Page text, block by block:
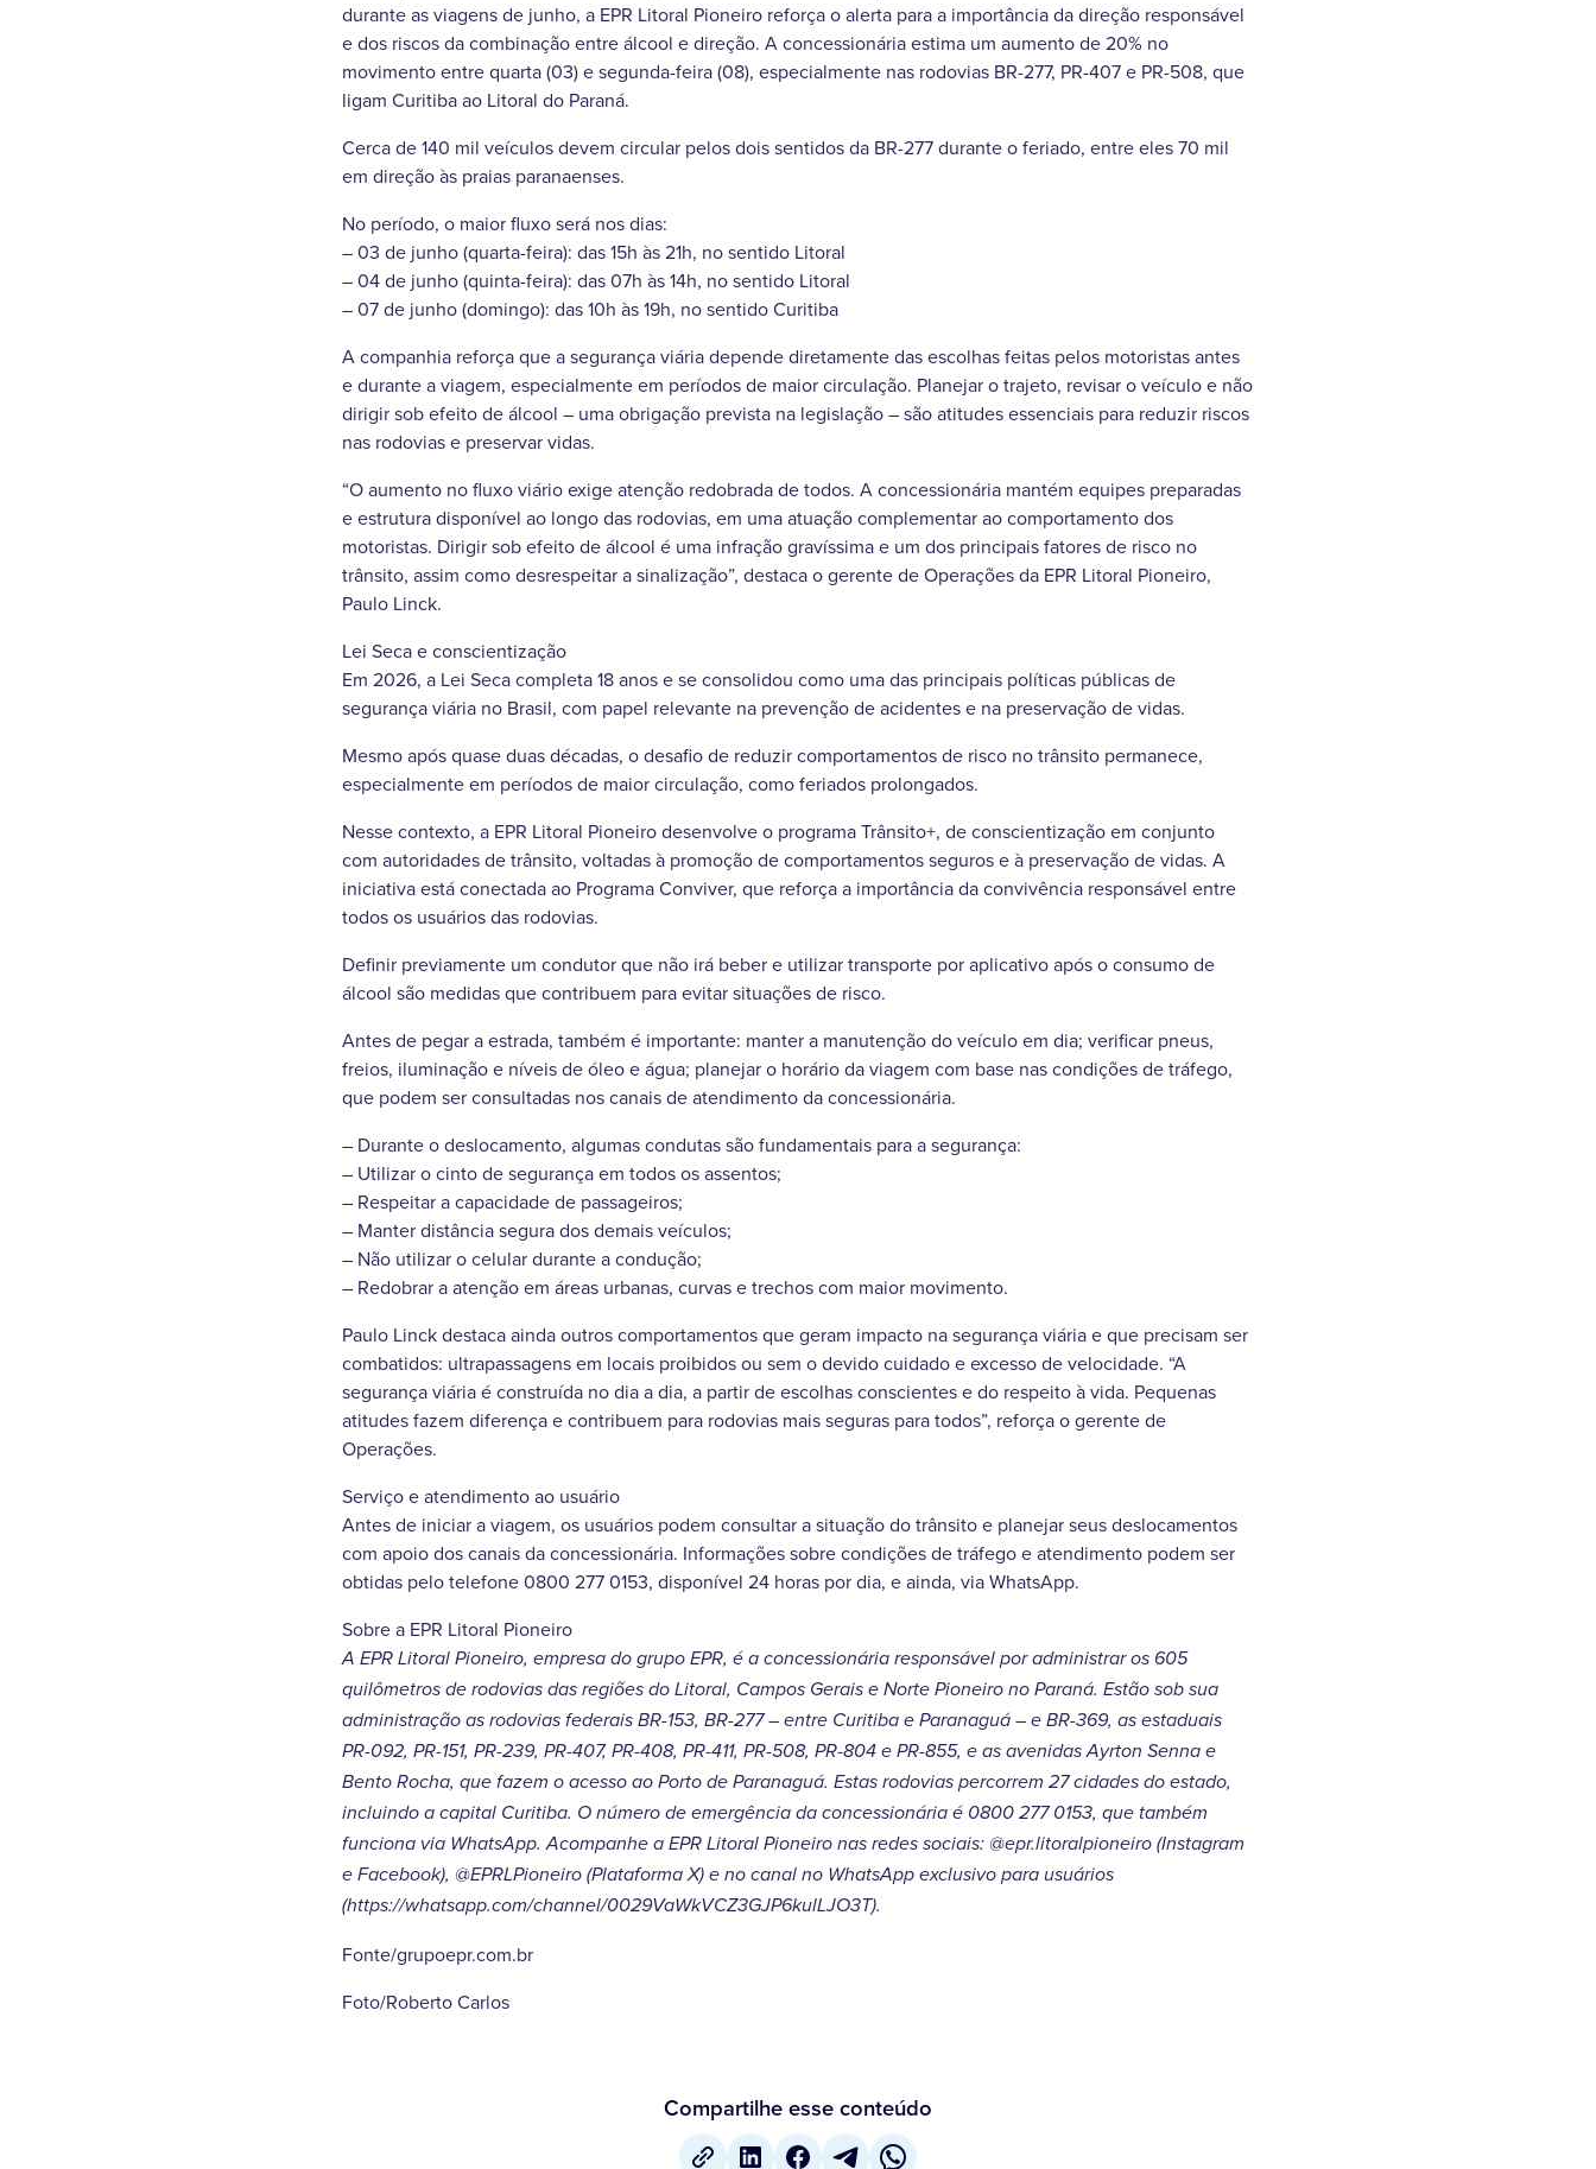
durante as viagens de junho, a EPR Litoral Pioneiro reforça o alerta para a importância da direção responsável
e dos riscos da combinação entre álcool e direção. A concessionária estima um aumento de 20% no
movimento entre quarta (03) e segunda-feira (08), especialmente nas rodovias BR-277, PR-407 e PR-508, que
ligam Curitiba ao Litoral do Paraná.
Cerca de 140 mil veículos devem circular pelos dois sentidos da BR-277 durante o feriado, entre eles 70 mil
em direção às praias paranaenses.
No período, o maior fluxo será nos dias:
– 03 de junho (quarta-feira): das 15h às 21h, no sentido Litoral
– 04 de junho (quinta-feira): das 07h às 14h, no sentido Litoral
– 07 de junho (domingo): das 10h às 19h, no sentido Curitiba
A companhia reforça que a segurança viária depende diretamente das escolhas feitas pelos motoristas antes
e durante a viagem, especialmente em períodos de maior circulação. Planejar o trajeto, revisar o veículo e não
dirigir sob efeito de álcool – uma obrigação prevista na legislação – são atitudes essenciais para reduzir riscos
nas rodovias e preservar vidas.
“O aumento no fluxo viário exige atenção redobrada de todos. A concessionária mantém equipes preparadas
e estrutura disponível ao longo das rodovias, em uma atuação complementar ao comportamento dos
motoristas. Dirigir sob efeito de álcool é uma infração gravíssima e um dos principais fatores de risco no
trânsito, assim como desrespeitar a sinalização”, destaca o gerente de Operações da EPR Litoral Pioneiro,
Paulo Linck.
Lei Seca e conscientização
Em 2026, a Lei Seca completa 18 anos e se consolidou como uma das principais políticas públicas de
segurança viária no Brasil, com papel relevante na prevenção de acidentes e na preservação de vidas.
Mesmo após quase duas décadas, o desafio de reduzir comportamentos de risco no trânsito permanece,
especialmente em períodos de maior circulação, como feriados prolongados.
Nesse contexto, a EPR Litoral Pioneiro desenvolve o programa Trânsito+, de conscientização em conjunto
com autoridades de trânsito, voltadas à promoção de comportamentos seguros e à preservação de vidas. A
iniciativa está conectada ao Programa Conviver, que reforça a importância da convivência responsável entre
todos os usuários das rodovias.
Definir previamente um condutor que não irá beber e utilizar transporte por aplicativo após o consumo de
álcool são medidas que contribuem para evitar situações de risco.
Antes de pegar a estrada, também é importante: manter a manutenção do veículo em dia; verificar pneus,
freios, iluminação e níveis de óleo e água; planejar o horário da viagem com base nas condições de tráfego,
que podem ser consultadas nos canais de atendimento da concessionária.
– Durante o deslocamento, algumas condutas são fundamentais para a segurança:
– Utilizar o cinto de segurança em todos os assentos;
– Respeitar a capacidade de passageiros;
– Manter distância segura dos demais veículos;
– Não utilizar o celular durante a condução;
– Redobrar a atenção em áreas urbanas, curvas e trechos com maior movimento.
Paulo Linck destaca ainda outros comportamentos que geram impacto na segurança viária e que precisam ser
combatidos: ultrapassagens em locais proibidos ou sem o devido cuidado e excesso de velocidade. “A
segurança viária é construída no dia a dia, a partir de escolhas conscientes e do respeito à vida. Pequenas
atitudes fazem diferença e contribuem para rodovias mais seguras para todos”, reforça o gerente de
Operações.
Serviço e atendimento ao usuário
Antes de iniciar a viagem, os usuários podem consultar a situação do trânsito e planejar seus deslocamentos
com apoio dos canais da concessionária. Informações sobre condições de tráfego e atendimento podem ser
obtidas pelo telefone 0800 277 0153, disponível 24 horas por dia, e ainda, via WhatsApp.
Sobre a EPR Litoral Pioneiro
A EPR Litoral Pioneiro, empresa do grupo EPR, é a concessionária responsável por administrar os 605
quilômetros de rodovias das regiões do Litoral, Campos Gerais e Norte Pioneiro no Paraná. Estão sob sua
administração as rodovias federais BR-153, BR-277 – entre Curitiba e Paranaguá – e BR-369, as estaduais
PR-092, PR-151, PR-239, PR-407, PR-408, PR-411, PR-508, PR-804 e PR-855, e as avenidas Ayrton Senna e
Bento Rocha, que fazem o acesso ao Porto de Paranaguá. Estas rodovias percorrem 27 cidades do estado,
incluindo a capital Curitiba. O número de emergência da concessionária é 0800 277 0153, que também
funciona via WhatsApp. Acompanhe a EPR Litoral Pioneiro nas redes sociais: @epr.litoralpioneiro (Instagram
e Facebook), @EPRLPioneiro (Plataforma X) e no canal no WhatsApp exclusivo para usuários
(https://whatsapp.com/channel/0029VaWkVCZ3GJP6kulLJO3T).
Fonte/grupoepr.com.br
Foto/Roberto Carlos
Compartilhe esse conteúdo